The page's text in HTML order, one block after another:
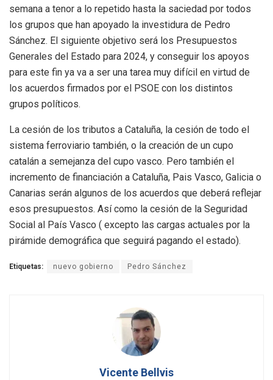
semana a tenor a lo repetido hasta la saciedad por todos
los grupos que han apoyado la investidura de Pedro
Sánchez. El siguiente objetivo será los Presupuestos
Generales del Estado para 2024, y conseguir los apoyos
para este fin ya va a ser una tarea muy difícil en virtud de
los acuerdos firmados por el PSOE con los distintos
grupos políticos.
La cesión de los tributos a Cataluña, la cesión de todo el
sistema ferroviario también, o la creación de un cupo
catalán a semejanza del cupo vasco. Pero también el
incremento de financiación a Cataluña, Pais Vasco, Galicia o
Canarias serán algunos de los acuerdos que deberá reflejar
esos presupuestos. Así como la cesión de la Seguridad
Social al País Vasco ( excepto las cargas actuales por la
pirámide demográfica que seguirá pagando el estado).
Etiquetas: nuevo gobierno Pedro Sánchez
Vicente Bellvis